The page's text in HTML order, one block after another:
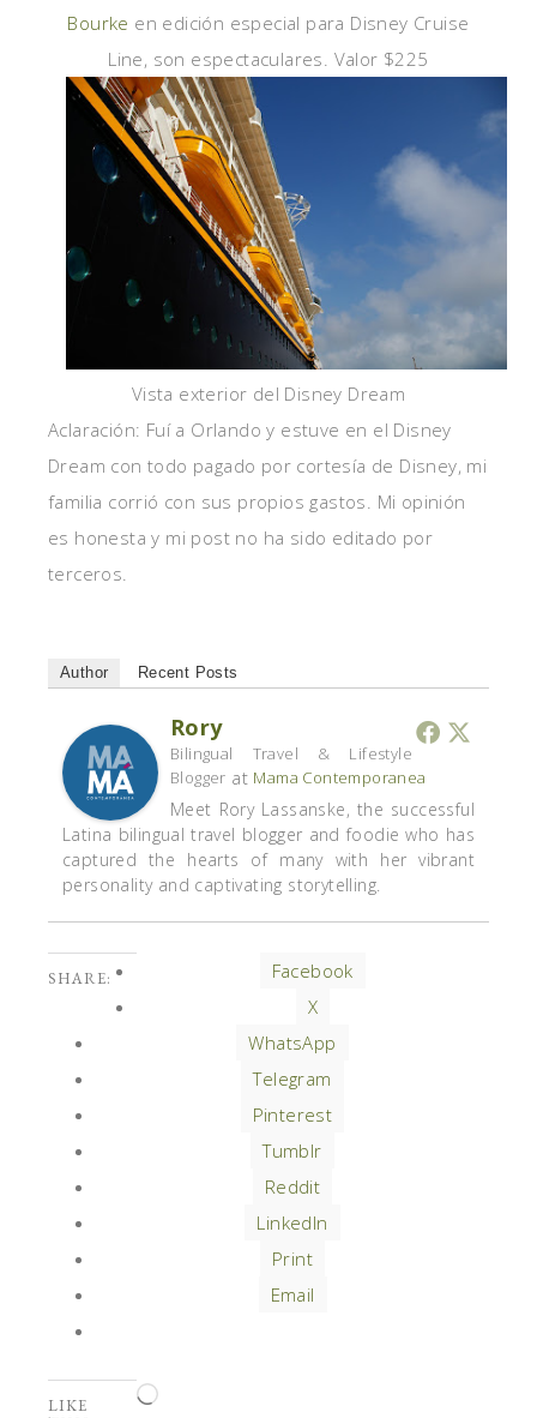
Bourke en edición especial para Disney Cruise
Line, son espectaculares. Valor $225
Vista exterior del Disney Dream
Aclaración: Fuí a Orlando y estuve en el Disney
Dream con todo pagado por cortesía de Disney, mi
familia corrió con sus propios gastos. Mi opinión
es honesta y mi post no ha sido editado por
terceros.
Author Recent Posts
Rory
Bilingual Travel & Lifestyle
Blogger at Mama Contemporanea
Meet Rory Lassanske, the successful
Latina bilingual travel blogger and foodie who has
captured the hearts of many with her vibrant
personality and captivating storytelling.
SHARE:
Facebook
X
WhatsApp
Telegram
Pinterest
Tumblr
Reddit
LinkedIn
Print
Email
LIKE
Loading…